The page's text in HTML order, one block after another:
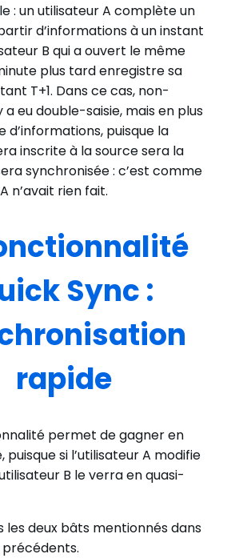
: un utilisateur A complète un
d’informations à un instant
B qui a ouvert le même
plus tard enregistre sa
T+1. Dans ce cas, non-
a eu double-saisie, mais en plus
d’informations, puisque la
inscrite à la source sera la
synchronisée : c’est comme
n’avait rien fait.
Sync :
rapide
permet de gagner en
si l’utilisateur A modifie
B le verra en quasi-
les deux bâts mentionnés dans